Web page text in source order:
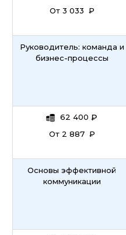
От 3 033 ₽
Руководитель: команда и
бизнес-процессы
62 400 ₽
От 2 887 ₽
Основы эффективной
коммуникации